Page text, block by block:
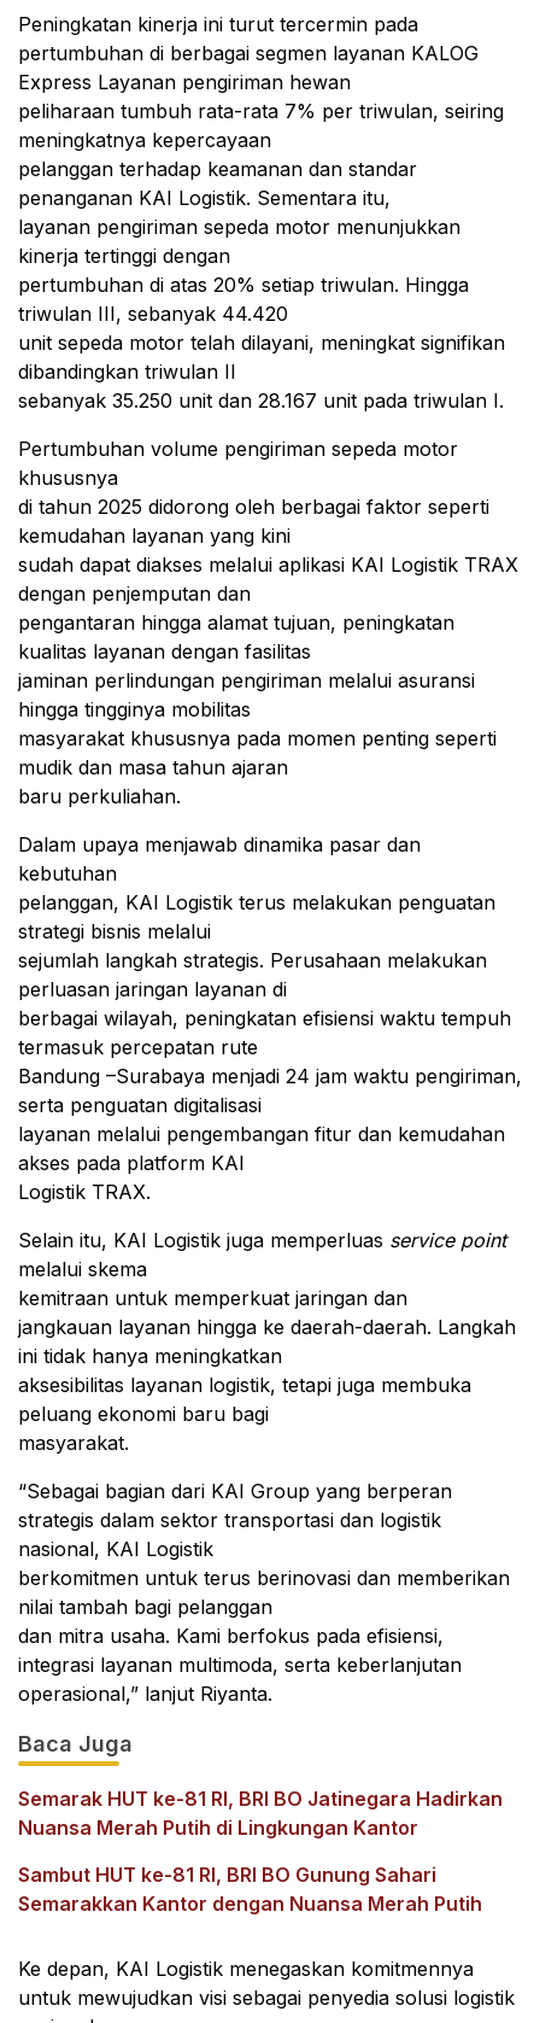
Peningkatan kinerja ini turut tercermin pada
pertumbuhan di berbagai segmen layanan KALOG
Express Layanan pengiriman hewan
peliharaan tumbuh rata-rata 7% per triwulan, seiring
meningkatnya kepercayaan
pelanggan terhadap keamanan dan standar
penanganan KAI Logistik. Sementara itu,
layanan pengiriman sepeda motor menunjukkan
kinerja tertinggi dengan
pertumbuhan di atas 20% setiap triwulan. Hingga
triwulan III, sebanyak 44.420
unit sepeda motor telah dilayani, meningkat signifikan
dibandingkan triwulan II
sebanyak 35.250 unit dan 28.167 unit pada triwulan I.
Pertumbuhan volume pengiriman sepeda motor
khususnya
di tahun 2025 didorong oleh berbagai faktor seperti
kemudahan layanan yang kini
sudah dapat diakses melalui aplikasi KAI Logistik TRAX
dengan penjemputan dan
pengantaran hingga alamat tujuan, peningkatan
kualitas layanan dengan fasilitas
jaminan perlindungan pengiriman melalui asuransi
hingga tingginya mobilitas
masyarakat khususnya pada momen penting seperti
mudik dan masa tahun ajaran
baru perkuliahan.
Dalam upaya menjawab dinamika pasar dan
kebutuhan
pelanggan, KAI Logistik terus melakukan penguatan
strategi bisnis melalui
sejumlah langkah strategis. Perusahaan melakukan
perluasan jaringan layanan di
berbagai wilayah, peningkatan efisiensi waktu tempuh
termasuk percepatan rute
Bandung –Surabaya menjadi 24 jam waktu pengiriman,
serta penguatan digitalisasi
layanan melalui pengembangan fitur dan kemudahan
akses pada platform KAI
Logistik TRAX.
Selain itu, KAI Logistik juga memperluas service point
melalui skema
kemitraan untuk memperkuat jaringan dan
jangkauan layanan hingga ke daerah-daerah. Langkah
ini tidak hanya meningkatkan
aksesibilitas layanan logistik, tetapi juga membuka
peluang ekonomi baru bagi
masyarakat.
“Sebagai bagian dari KAI Group yang berperan
strategis dalam sektor transportasi dan logistik
nasional, KAI Logistik
berkomitmen untuk terus berinovasi dan memberikan
nilai tambah bagi pelanggan
dan mitra usaha. Kami berfokus pada efisiensi,
integrasi layanan multimoda, serta keberlanjutan
operasional,” lanjut Riyanta.
Baca Juga
Semarak HUT ke-81 RI, BRI BO Jatinegara Hadirkan
Nuansa Merah Putih di Lingkungan Kantor
Sambut HUT ke-81 RI, BRI BO Gunung Sahari
Semarakkan Kantor dengan Nuansa Merah Putih
Ke depan, KAI Logistik menegaskan komitmennya
untuk mewujudkan visi sebagai penyedia solusi logistik